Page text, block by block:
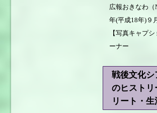
広報おきなわ
年(平成18年)９
【写真キャプ
ーナー
戦後文化
のヒストリ
リート・生